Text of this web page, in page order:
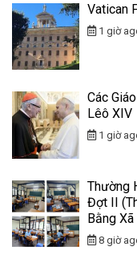
Vatican
1 giờ
Các
Lêô XIV
1 giờ
Thường
Đợt II
Bằng
8 giờ